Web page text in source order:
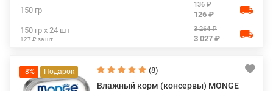
150 гр
136 ₽
126 ₽
150 гр х 24 шт
127 ₽ за шт
3 264 ₽
3 027 ₽
-8% (8)
Влажный корм (консервы) MONGE